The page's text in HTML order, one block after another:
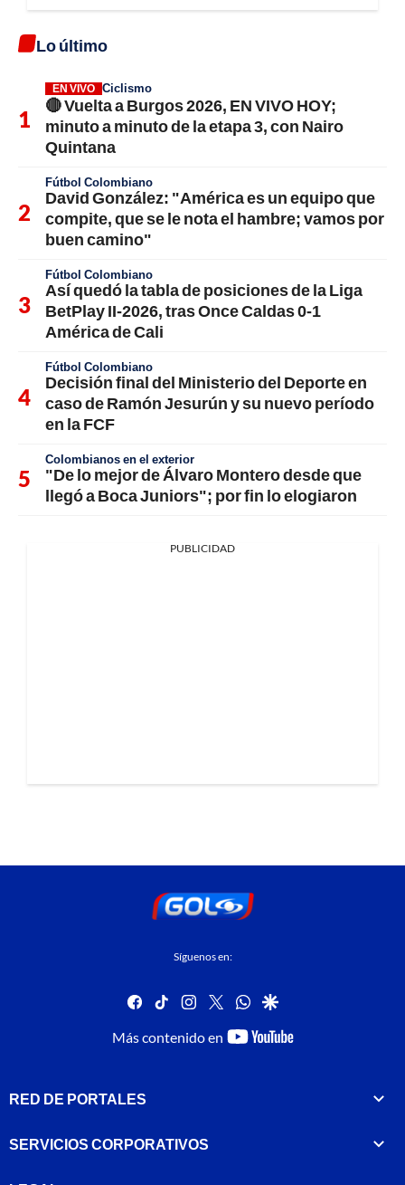
Lo último
EN VIVO Ciclismo
🔴 Vuelta a Burgos 2026, EN VIVO HOY;
minuto a minuto de la etapa 3, con Nairo
Quintana
Fútbol Colombiano
David González: "América es un equipo que
compite, que se le nota el hambre; vamos por
buen camino"
Fútbol Colombiano
Así quedó la tabla de posiciones de la Liga
BetPlay II-2026, tras Once Caldas 0-1
América de Cali
Fútbol Colombiano
Decisión final del Ministerio del Deporte en
caso de Ramón Jesurún y su nuevo período
en la FCF
Colombianos en el exterior
"De lo mejor de Álvaro Montero desde que
llegó a Boca Juniors"; por fin lo elogiaron
PUBLICIDAD
Síguenos en:
facebook
tiktok instagram
twitterwhatsapp
google
Más contenido en
youtube-
RED DE PORTALES
SERVICIOS CORPORATIVOS